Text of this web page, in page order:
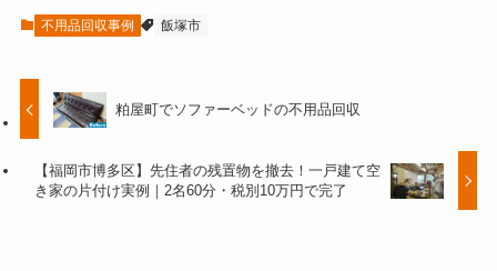
不用品回収事例 飯塚市
粕屋町でソファーベッドの不用品回収
【福岡市博多区】先住者の残置物を撤去！一戸建て空
き家の片付け実例｜2名60分・税別10万円で完了